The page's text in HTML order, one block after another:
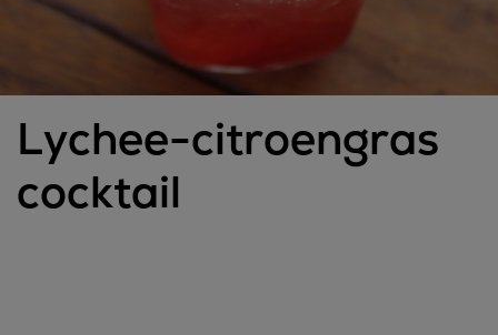
Lychee-citroengras
cocktail